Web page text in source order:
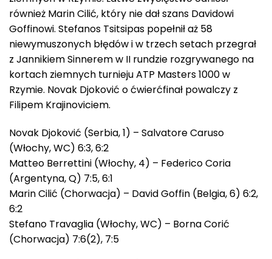
również Marin Cilić, który nie dał szans Davidowi
Goffinowi. Stefanos Tsitsipas popełnił aż 58
niewymuszonych błędów i w trzech setach przegrał
z Jannikiem Sinnerem w II rundzie rozgrywanego na
kortach ziemnych turnieju ATP Masters 1000 w
Rzymie. Novak Djoković o ćwierćfinał powalczy z
Filipem Krajinoviciem.
Novak Djoković (Serbia, 1) – Salvatore Caruso
(Włochy, WC) 6:3, 6:2
Matteo Berrettini (Włochy, 4) – Federico Coria
(Argentyna, Q) 7:5, 6:1
Marin Cilić (Chorwacja) – David Goffin (Belgia, 6) 6:2,
6:2
Stefano Travaglia (Włochy, WC) – Borna Corić
(Chorwacja) 7:6(2), 7:5